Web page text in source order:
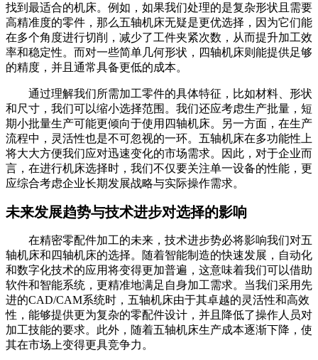
找到最适合的机床。例如，如果我们处理的是复杂形状且需要
高精准度的零件，那么五轴机床无疑是更优选择，因为它们能
在多个角度进行切削，减少了工件夹紧次数，从而提升加工效
率和稳定性。而对一些简单几何形状，四轴机床则能提供足够
的精度，并且通常具备更低的成本。
通过理解我们所需加工零件的具体特征，比如材料、形状
和尺寸，我们可以缩小选择范围。我们还应考虑生产批量，短
期小批量生产可能更倾向于使用四轴机床。另一方面，在生产
流程中，灵活性也是不可忽视的一环。五轴机床在多功能性上
将大大方便我们应对迅速变化的市场需求。因此，对于企业而
言，在进行机床选择时，我们不仅要关注单一设备的性能，更
应综合考虑企业长期发展战略与实际操作需求。
未来发展趋势与技术进步对选择的影响
在精密零配件加工的未来，技术进步势必将影响我们对五
轴机床和四轴机床的选择。随着智能制造的快速发展，自动化
和数字化技术的应用将变得更加普遍，这意味着我们可以借助
软件和智能系统，更精准地满足自身加工需求。当我们采用先
进的CAD/CAM系统时，五轴机床由于其卓越的灵活性和高效
性，能够提供更为复杂的零配件设计，并且降低了操作人员对
加工技能的要求。此外，随着五轴机床生产成本逐渐下降，使
其在市场上变得更具竞争力。